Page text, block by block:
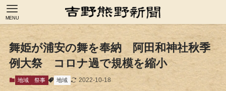
MENU
舞姫が浦安の舞を奉納 阿田和神社秋季
例大祭 コロナ過で規模を縮小
地域 祭事 地域 2022-10-18